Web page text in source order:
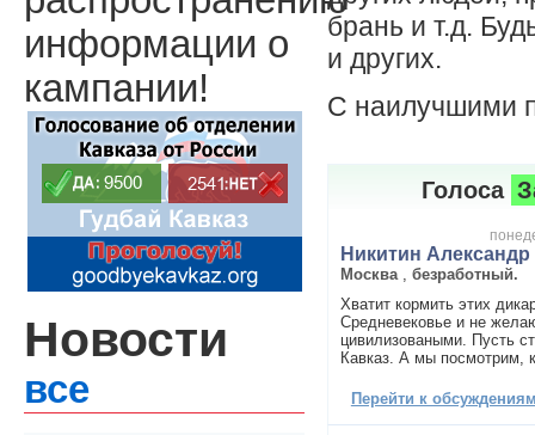
брань и т.д.
и других.
С наилучшими
Голоса
Никитин Александр
Москва
безработный.
Хватит кормить этих
Средневековье и не
цивилизоваными. Пусть
Кавказ. А мы посмотрим,
Перейти к
информации о
кампании!
Новости
все